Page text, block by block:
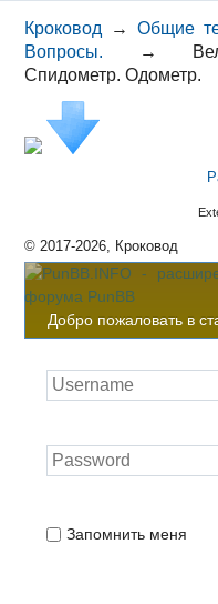
Кроковод →Общие
Вопросы.
→
Спидометр. Одометр.
© 2017-2026, Кроковод
Добро пожаловать в
Запомнить меня